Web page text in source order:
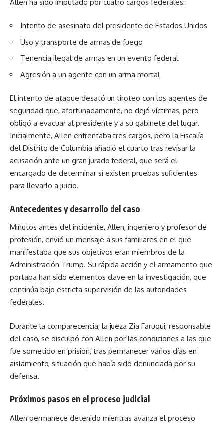
Allen ha sido imputado por cuatro cargos federales:
Intento de asesinato del presidente de Estados Unidos
Uso y transporte de armas de fuego
Tenencia ilegal de armas en un evento federal
Agresión a un agente con un arma mortal
El intento de ataque desató un tiroteo con los agentes de
seguridad que, afortunadamente, no dejó víctimas, pero
obligó a evacuar al presidente y a su gabinete del lugar.
Inicialmente, Allen enfrentaba tres cargos, pero la Fiscalía
del Distrito de Columbia añadió el cuarto tras revisar la
acusación ante un gran jurado federal, que será el
encargado de determinar si existen pruebas suficientes
para llevarlo a juicio.
Antecedentes y desarrollo del caso
Minutos antes del incidente, Allen, ingeniero y profesor de
profesión, envió un mensaje a sus familiares en el que
manifestaba que sus objetivos eran miembros de la
Administración Trump. Su rápida acción y el armamento que
portaba han sido elementos clave en la investigación, que
continúa bajo estricta supervisión de las autoridades
federales.
Durante la comparecencia, la jueza Zia Faruqui, responsable
del caso, se disculpó con Allen por las condiciones a las que
fue sometido en prisión, tras permanecer varios días en
aislamiento, situación que había sido denunciada por su
defensa.
Próximos pasos en el proceso judicial
Allen permanece detenido mientras avanza el proceso